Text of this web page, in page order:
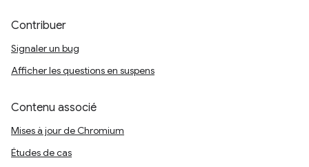
Contribuer
Signaler un bug
Afficher les questions en suspens
Contenu associé
Mises à jour de Chromium
Études de cas